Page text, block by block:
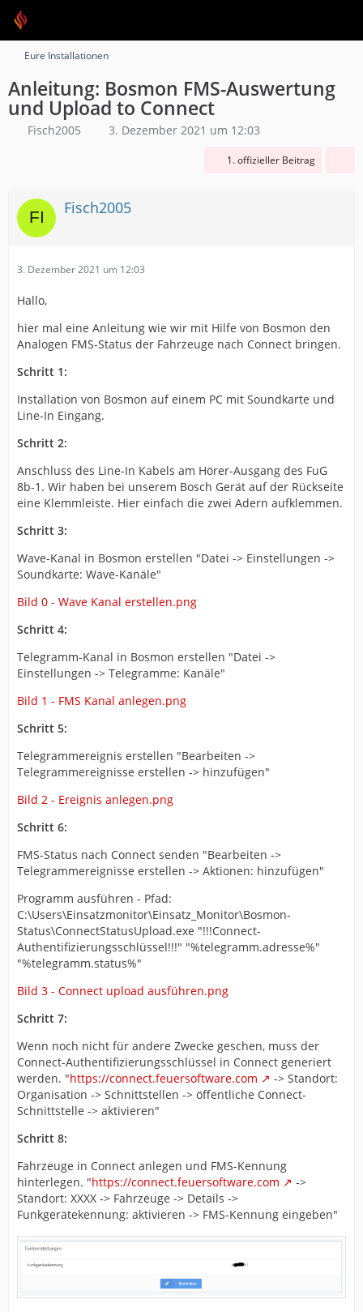
Eure Installationen
Anleitung: Bosmon FMS-Auswertung
und Upload to Connect
Fisch2005 3. Dezember 2021 um 12:03
1. offizieller Beitrag
Fisch2005
3. Dezember 2021 um 12:03
Hallo,
hier mal eine Anleitung wie wir mit Hilfe von Bosmon den
Analogen FMS-Status der Fahrzeuge nach Connect bringen.
Schritt 1:
Installation von Bosmon auf einem PC mit Soundkarte und
Line-In Eingang.
Schritt 2:
Anschluss des Line-In Kabels am Hörer-Ausgang des FuG
8b-1. Wir haben bei unserem Bosch Gerät auf der Rückseite
eine Klemmleiste. Hier einfach die zwei Adern aufklemmen.
Schritt 3:
Wave-Kanal in Bosmon erstellen "Datei -> Einstellungen ->
Soundkarte: Wave-Kanäle"
Bild 0 - Wave Kanal erstellen.png
Schritt 4:
Telegramm-Kanal in Bosmon erstellen "Datei ->
Einstellungen -> Telegramme: Kanäle"
Bild 1 - FMS Kanal anlegen.png
Schritt 5:
Telegrammereignis erstellen "Bearbeiten ->
Telegrammereignisse erstellen -> hinzufügen"
Bild 2 - Ereignis anlegen.png
Schritt 6:
FMS-Status nach Connect senden "Bearbeiten ->
Telegrammereignisse erstellen -> Aktionen: hinzufügen"
Programm ausführen - Pfad:
C:\Users\Einsatzmonitor\Einsatz_Monitor\Bosmon-
Status\ConnectStatusUpload.exe "!!!Connect-
Authentifizierungsschlüssel!!!" "%telegramm.adresse%"
"%telegramm.status%"
Bild 3 - Connect upload ausführen.png
Schritt 7:
Wenn noch nicht für andere Zwecke geschen, muss der
Connect-Authentifizierungsschlüssel in Connect generiert
werden. "https://connect.feuersoftware.com
-> Standort:
Organisation -> Schnittstellen -> öffentliche Connect-
Schnittstelle -> aktivieren"
Schritt 8:
Fahrzeuge in Connect anlegen und FMS-Kennung
hinterlegen. "https://connect.feuersoftware.com
->
Standort: XXXX -> Fahrzeuge -> Details ->
Funkgerätekennung: aktivieren -> FMS-Kennung eingeben"